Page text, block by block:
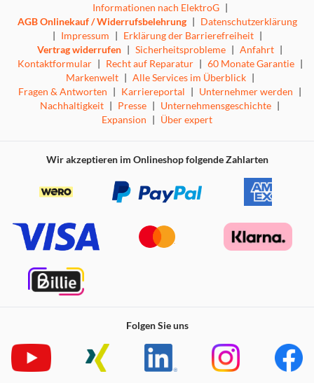
Informationen nach ElektroG |
AGB Onlinekauf / Widerrufsbelehrung | Datenschutzerklärung
| Impressum | Erklärung der Barrierefreiheit |
Vertrag widerrufen | Sicherheitsprobleme | Anfahrt |
Kontaktformular | Recht auf Reparatur | 60 Monate Garantie |
Markenwelt | Alle Services im Überblick |
Fragen & Antworten | Karriereportal | Unternehmer werden |
Nachhaltigkeit | Presse | Unternehmensgeschichte |
Expansion | Über expert
Wir akzeptieren im Onlineshop folgende Zahlarten
Folgen Sie uns